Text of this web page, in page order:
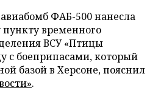
ФАБ-500 нанесла
временного
ВСУ «Птицы
с боеприпасами, который
базой в Херсоне, пояснил
.